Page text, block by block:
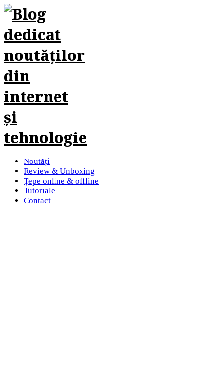
Noutăți
Review & Unboxing
Țepe online & offline
Tutoriale
Contact